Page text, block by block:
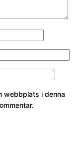
webbplats i denna